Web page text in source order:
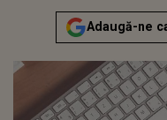
Adaugă-ne